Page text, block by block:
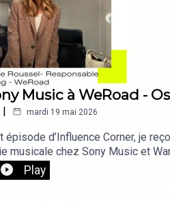
de Soun fait écho en vous
son témoignage.
Music à WeRoad -
| mardi 19 mai 2026
épisode d’Influence Corner, je
musicale chez Sony Music et
d’attachée de presse dans le
où elle pilote aujourd’hui
Play